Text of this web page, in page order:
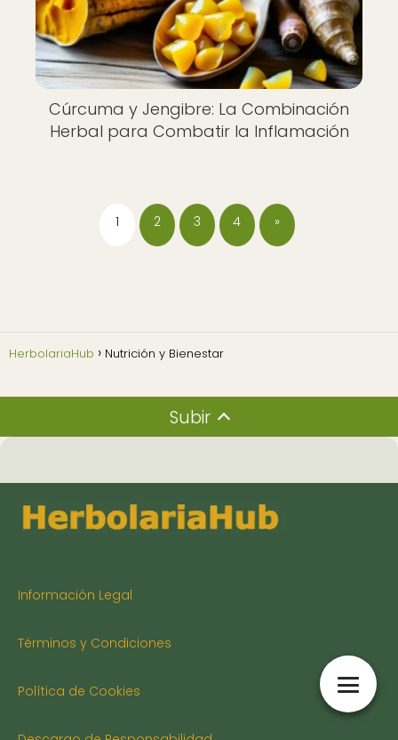
Cúrcuma y Jengibre: La Combinación
Herbal para Combatir la Inflamación
1 2 3 4 »
HerbolariaHub Nutrición y Bienestar
Subir
Información Legal
Términos y Condiciones
Política de Cookies